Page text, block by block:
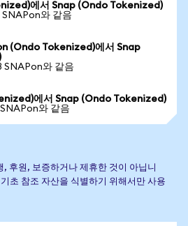
에서 Snap (Ondo Tokenized)
SNAPon와 같음
(Ondo Tokenized)에서 Snap
SNAPon와 같음
에서 Snap (Ondo Tokenized)
와 같음
후원, 보증하거나 제휴한 것이 아닙니
초 참조 자산을 식별하기 위해서만 사용